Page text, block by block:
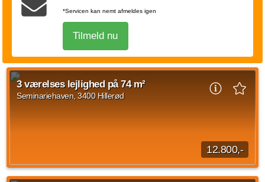
*Servicen kan nemt afmeldes igen
Tilmeld nu
3 værelses lejlighed på 74 m²
Seminariehaven, 3400 Hillerød
12.800,-
Oplev det bedste af boliglivet i Seminariehaven, Hillerød. Vi